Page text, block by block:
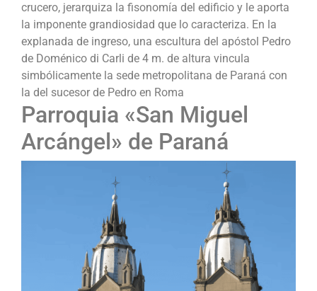
crucero, jerarquiza la fisonomía del edificio y le aporta
la imponente grandiosidad que lo caracteriza. En la
explanada de ingreso, una escultura del apóstol Pedro
de Doménico di Carli de 4 m. de altura vincula
simbólicamente la sede metropolitana de Paraná con
la del sucesor de Pedro en Roma
Parroquia «San Miguel
Arcángel» de Paraná